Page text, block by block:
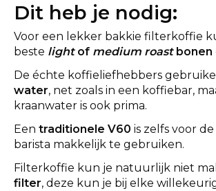
Dit heb je nodig:
Voor een lekker bakkie filterkoffie
beste light of medium roastbonen
De échte koffieliefhebbers
water, net zoals in een koffiebar,
kraanwater is ook prima.
Een traditionele V60 is zelfs voor
barista makkelijk te gebruiken.
Filterkoffie kun je natuurlijk niet
filter, deze kun je bij elke